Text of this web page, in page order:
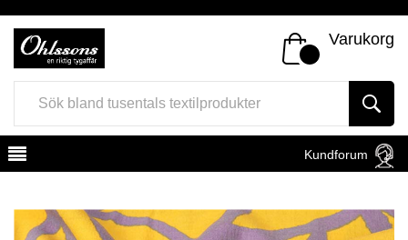
Varukorg
Kundforum